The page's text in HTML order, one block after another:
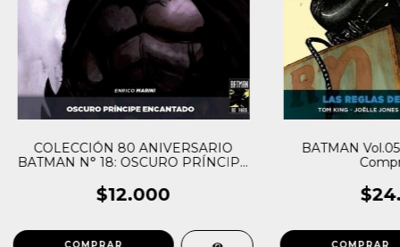
COLECCIÓN 80 ANIVERSARIO
BATMAN N° 18: OSCURO PRÍNCIPE
$12.000
BATMAN